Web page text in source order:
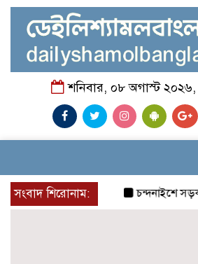
শনিবার, ০৮ অগাস্ট ২০২৬,
সংবাদ শিরোনাম:
চন্দনাইশে সড়ক